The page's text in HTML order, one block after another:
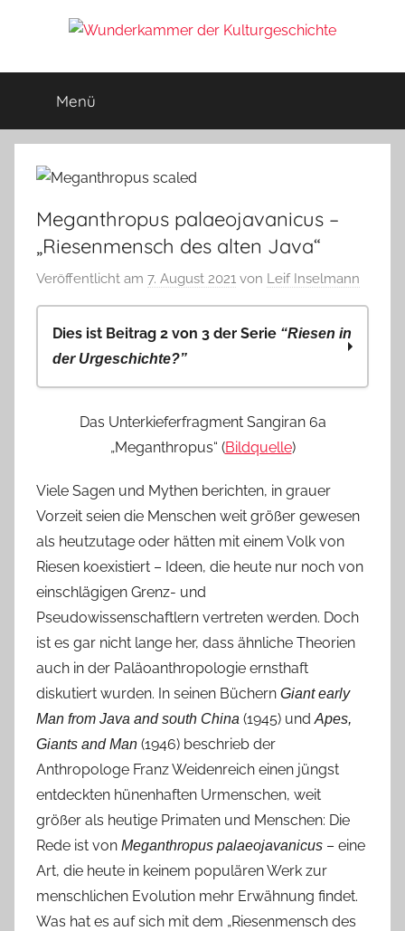
Wunderkammer
der
Kulturgeschichte
Geschichte
&
Archäologie
Menü
Meganthropus palaeojavanicus –
„Riesenmensch des alten Java“
Veröffentlicht am 7. August 2021 von Leif Inselmann
Dies ist Beitrag 2 von 3 der Serie “Riesen in
der Urgeschichte?”
Erich von Däniken und die Riesenzähne
Meganthropus palaeojavanicus –
Der Knochen von Berg Aukas
Das Unterkieferfragment Sangiran 6a
„Meganthropus“ (Bildquelle)
Viele Sagen und Mythen berichten, in grauer
Vorzeit seien die Menschen weit größer gewesen
als heutzutage oder hätten mit einem Volk von
Riesen koexistiert – Ideen, die heute nur noch von
einschlägigen Grenz- und
Pseudowissenschaftlern vertreten werden. Doch
ist es gar nicht lange her, dass ähnliche Theorien
auch in der Paläoanthropologie ernsthaft
diskutiert wurden. In seinen Büchern Giant early
Man from Java and south China (1945) und Apes,
Giants and Man (1946) beschrieb der
Anthropologe Franz Weidenreich einen jüngst
entdeckten hünenhaften Urmenschen, weit
größer als heutige Primaten und Menschen: Die
Rede ist von Meganthropus palaeojavanicus – eine
Art, die heute in keinem populären Werk zur
menschlichen Evolution mehr Erwähnung findet.
Was hat es auf sich mit dem „Riesenmensch des